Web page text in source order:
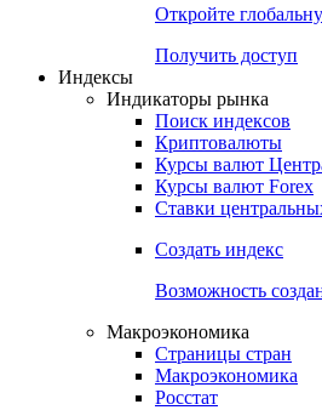
Откройте
Получить доступ
Индексы
Индикаторы рынка
Поиск индексов
Криптовалюты
Курсы валют
Курсы валют Forex
Ставки
Создать индекс
Возможность
Макроэкономика
Страницы стран
Макроэкономика
Росстат